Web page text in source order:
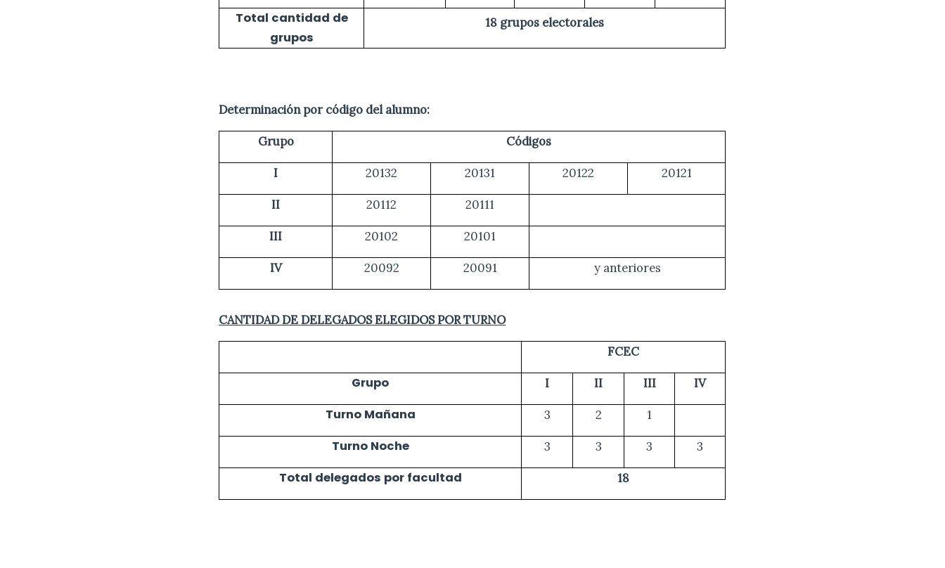
Total cantidad de
grupos
18 grupos electorales
Determinación por código del alumno:
Grupo Códigos
I 20132 20131 20122 20121
II 20112 20111
III 20102 20101
IV 20092 20091 y anteriores
CANTIDAD DE DELEGADOS ELEGIDOS POR TURNO
FCEC
Grupo I II III IV
Turno Mañana 3 2 1
Turno Noche 3 3 3 3
Total delegados por facultad 18